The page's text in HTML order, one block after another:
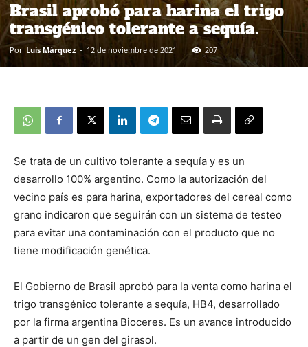
Brasil aprobó para harina el trigo
transgénico tolerante a sequía.
Por Luis Márquez - 12 de noviembre de 2021 207
Se trata de un cultivo tolerante a sequía y es un
desarrollo 100% argentino. Como la autorización del
vecino país es para harina, exportadores del cereal como
grano indicaron que seguirán con un sistema de testeo
para evitar una contaminación con el producto que no
tiene modificación genética.
El Gobierno de Brasil aprobó para la venta como harina el
trigo transgénico tolerante a sequía, HB4, desarrollado
por la firma argentina Bioceres. Es un avance introducido
a partir de un gen del girasol.